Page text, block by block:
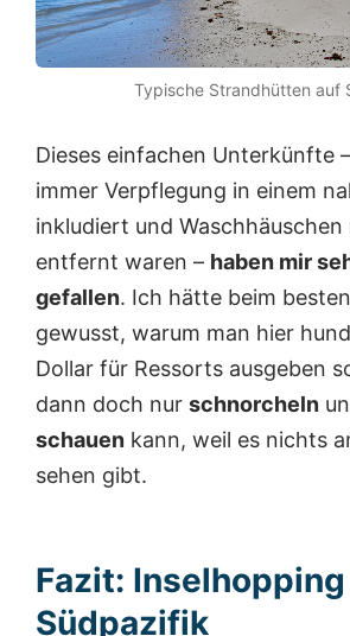
Typische Strandhütten auf
Dieses einfachen Unterkünfte
immer Verpflegung in einem
inkludiert und
entfernt waren – haben mir
gefallen. Ich hätte beim
gewusst, warum man hier
Dollar für Ressorts ausgeben
dann doch nur schnorcheln
schauen kann, weil es nichts
sehen gibt.
Fazit:
Südpazifik